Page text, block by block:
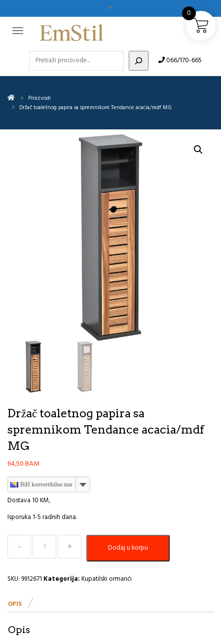
066/170-665
Proizvodi
Držač toaletnog papira sa spremnikom Tendance acacia/mdf MG
Držač toaletnog papira sa
spremnikom Tendance acacia/mdf
MG
64,50BAM
BiH konvertibilna marka
Dostava 10 KM,
Isporuka 1-5 radnih dana.
Držač
toaletnog
papira
spremnikom
Tendance
acacia/mdf
količina
Dodaj u korpu
SKU: 9912671 Kategorija:Kupatilski ormarići
OPIS
Opis
0